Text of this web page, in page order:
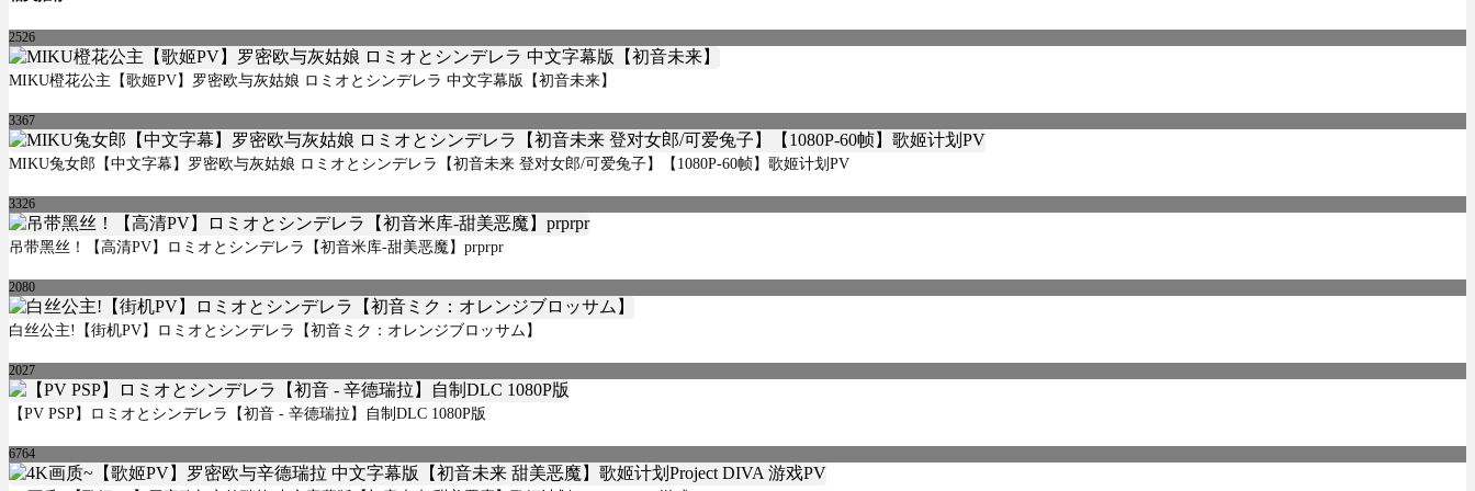
2526
MIKU橙花公主【歌姬PV】罗密欧与灰姑娘 ロミオとシンデレラ 中文字幕版【初音未来】
3367
MIKU兔女郎【中文字幕】罗密欧与灰姑娘 ロミオとシンデレラ【初音未来 登对女郎/可爱兔子】【1080P-60帧】歌姬计划PV
3326
吊带黑丝！【高清PV】ロミオとシンデレラ【初音米库-甜美恶魔】prprpr
2080
白丝公主!【街机PV】ロミオとシンデレラ【初音ミク：オレンジブロッサム】
2027
【PV PSP】ロミオとシンデレラ【初音 - 辛德瑞拉】自制DLC 1080P版
6764